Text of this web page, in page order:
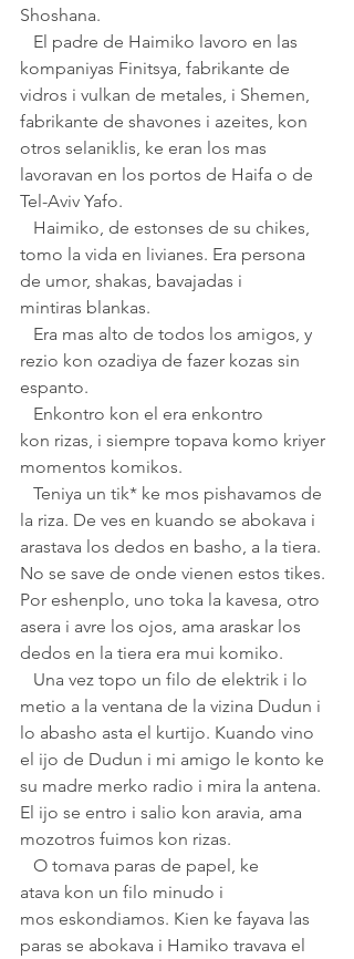
Shoshana.
kompaniyas Finitsya, fabrikante de
vidros i vulkan de metales, i Shemen,
fabrikante de shavones i azeites, kon
otros selaniklis, ke eran los mas
lavoravan en los portos de Haifa o de
Tel-Aviv Yafo.
tomo la vida en livianes. Era persona
de umor, shakas, bavajadas i
mintiras blankas.
rezio kon ozadiya de fazer kozas sin
espanto.
kon rizas, i siempre topava komo kriyer
momentos komikos.
la riza. De ves en kuando se abokava i
arastava los dedos en basho, a la tiera.
No se save de onde vienen estos tikes.
Por eshenplo, uno toka la kavesa, otro
asera i avre los ojos, ama araskar los
dedos en la tiera era mui komiko.
metio a la ventana de la vizina Dudun i
lo abasho asta el kurtijo. Kuando vino
el ijo de Dudun i mi amigo le konto ke
su madre merko radio i mira la antena.
El ijo se entro i salio kon aravia, ama
mozotros fuimos kon rizas.
atava kon un filo minudo i
mos eskondiamos. Kien ke fayava las
paras se abokava i Hamiko travava el